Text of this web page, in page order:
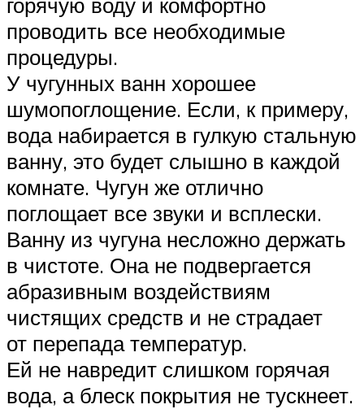
проводить все необходимые
процедуры.
У чугунных ванн хорошее
шумопоглощение. Если, к примеру,
вода набирается в гулкую стальную
ванну, это будет слышно в каждой
комнате. Чугун же отлично
поглощает все звуки и всплески.
Ванну из чугуна несложно держать
в чистоте. Она не подвергается
абразивным воздействиям
чистящих средств и не страдает
от перепада температур.
Ей не навредит слишком горячая
вода, а блеск покрытия не тускнеет.